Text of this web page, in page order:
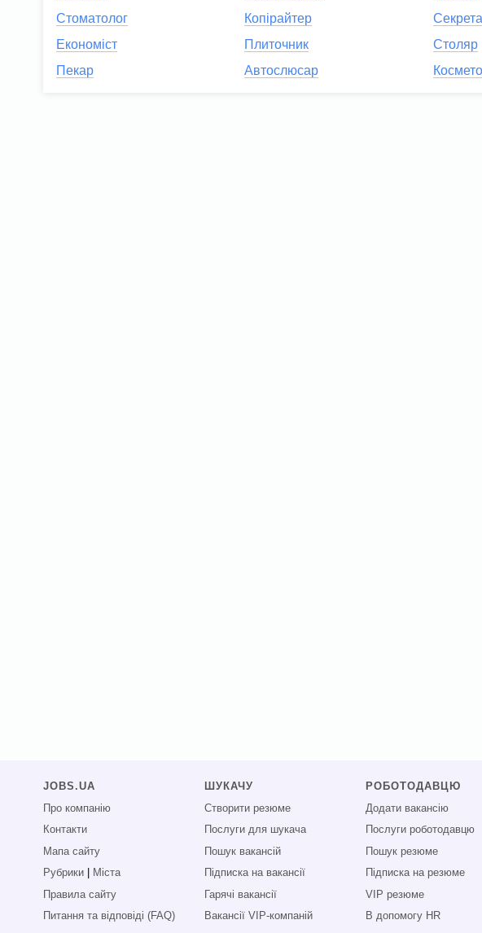
Стоматолог
Копірайтер
Економіст
Плиточник Столяр
Пекар
Автослюсар
JOBS.UA
Про компанію
Контакти
Мапа сайту
Рубрики
Міста
Правила сайту
Питання та відповіді (FAQ)
ШУКАЧУ
Створити резюме
Послуги для шукача
Пошук вакансій
Підписка на вакансії
Гарячі вакансії
Вакансії VIP-компаній
РОБОТОДАВЦЮ
Додати вакансію
Послуги роботодавцю
Пошук резюме
Підписка на резюме
VIP резюме
В допомогу HR